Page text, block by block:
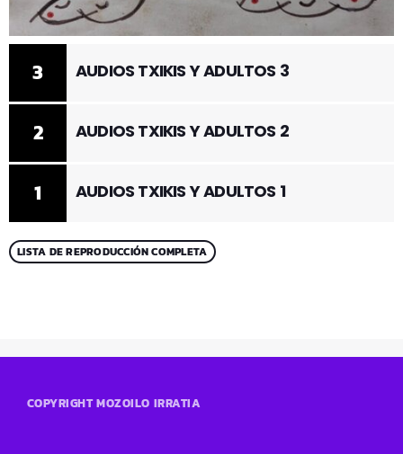
1 AUDIOS TXIKIS Y ADULTOS 1
2 AUDIOS TXIKIS Y ADULTOS 2
3 AUDIOS TXIKIS Y ADULTOS 3
LISTA DE REPRODUCCIÓN COMPLETA
COPYRIGHT MOZOILO IRRATIA